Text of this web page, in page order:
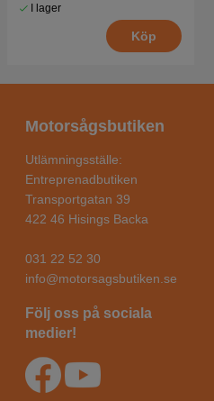
I lager
Köp
Motorsågsbutiken
Utlämningsställe:
Entreprenadbutiken
Transportgatan 39
422 46 Hisings Backa
031 22 52 30
info@motorsagsbutiken.se
Följ oss på sociala
medier!